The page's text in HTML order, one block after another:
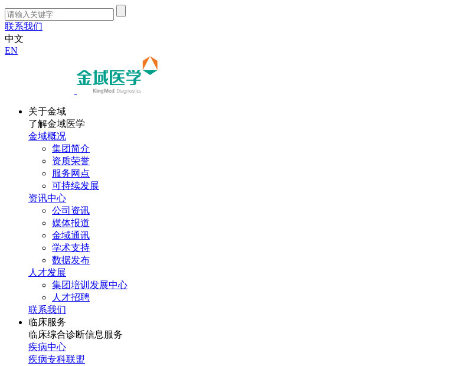
联系我们
中文
EN
关于金域
了解金域医学
金域概况
集团简介
资质荣誉
服务网点
可持续发展
资讯中心
公司资讯
媒体报道
金域通讯
学术支持
数据发布
人才发展
集团培训发展中心
人才招聘
联系我们
临床服务
临床综合诊断信息服务
疾病中心
疾病专科联盟